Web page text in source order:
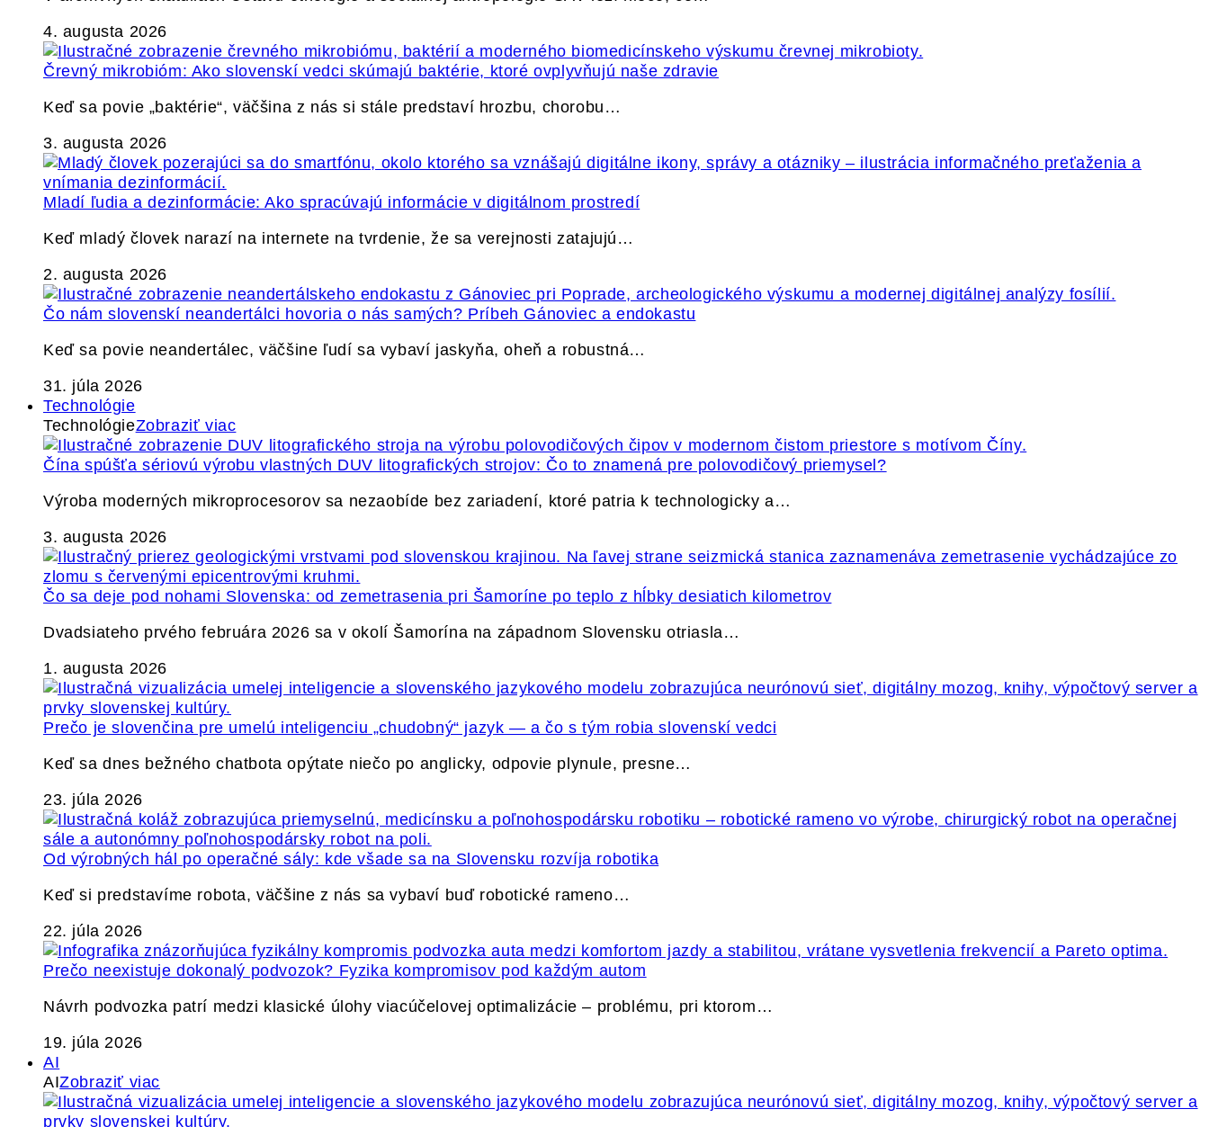
4. augusta 2026
Črevný mikrobióm: Ako slovenskí vedci skúmajú baktérie, ktoré ovplyvňujú naše zdravie
Keď sa povie „baktérie“, väčšina z nás si stále predstaví hrozbu, chorobu…
3. augusta 2026
Mladí ľudia a dezinformácie: Ako spracúvajú informácie v digitálnom prostredí
Keď mladý človek narazí na internete na tvrdenie, že sa verejnosti zatajujú…
2. augusta 2026
Čo nám slovenskí neandertálci hovoria o nás samých? Príbeh Gánoviec a endokastu
Keď sa povie neandertálec, väčšine ľudí sa vybaví jaskyňa, oheň a robustná…
31. júla 2026
Technológie
TechnológieZobraziť viac
Čína spúšťa sériovú výrobu vlastných DUV litografických strojov: Čo to znamená pre polovodičový priemysel?
Výroba moderných mikroprocesorov sa nezaobíde bez zariadení, ktoré patria k technologicky a…
3. augusta 2026
Čo sa deje pod nohami Slovenska: od zemetrasenia pri Šamoríne po teplo z hĺbky desiatich kilometrov
Dvadsiateho prvého februára 2026 sa v okolí Šamorína na západnom Slovensku otriasla…
1. augusta 2026
Prečo je slovenčina pre umelú inteligenciu „chudobný“ jazyk — a čo s tým robia slovenskí vedci
Keď sa dnes bežného chatbota opýtate niečo po anglicky, odpovie plynule, presne…
23. júla 2026
Od výrobných hál po operačné sály: kde všade sa na Slovensku rozvíja robotika
Keď si predstavíme robota, väčšine z nás sa vybaví buď robotické rameno…
22. júla 2026
Prečo neexistuje dokonalý podvozok? Fyzika kompromisov pod každým autom
Návrh podvozka patrí medzi klasické úlohy viacúčelovej optimalizácie – problému, pri ktorom…
19. júla 2026
AI
AIZobraziť viac